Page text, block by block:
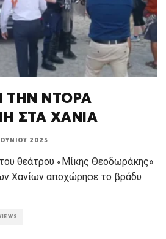
ΤΗΝ ΝΤΟΡΑ
ΣΤΑ ΧΑΝΙΑ
2025
θεάτρου «Μίκης Θεοδωράκης»
Χανίων αποχώρησε το βράδυ